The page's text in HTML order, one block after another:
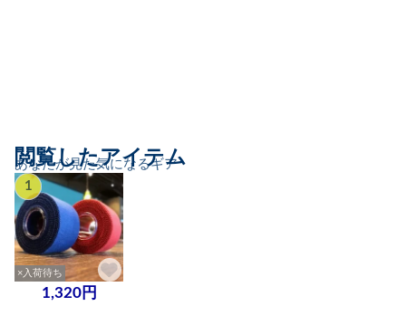
あなたが見た気になるギア
閲覧したアイテム
1
×入荷待ち
1,320円